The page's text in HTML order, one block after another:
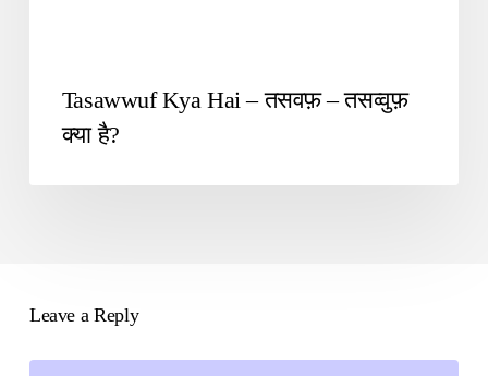
Tasawwuf Kya Hai – तसवफ़ – तसव्‍वुफ़
क्‍या है?
Leave a Reply